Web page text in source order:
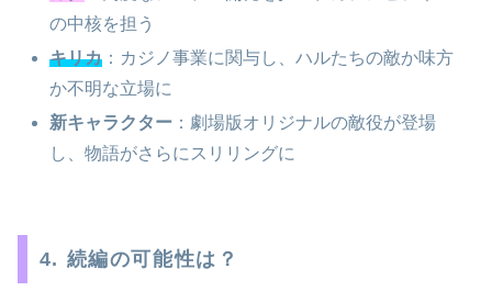
の中核を担う
キリカ ：カジノ事業に関与し、ハルたちの敵か味方
か不明な立場に
新キャラクター ：劇場版オリジナルの敵役が登場
し、物語がさらにスリリングに
4. 続編の可能性は？